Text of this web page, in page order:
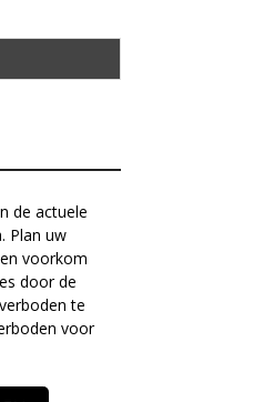
de actuele
Plan uw
voorkom
door de
te
voor